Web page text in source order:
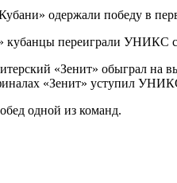
одержали победу в
кубанцы переиграли УНИКС
«Зенит» обыграл
«Зенит» уступил
одной из команд.